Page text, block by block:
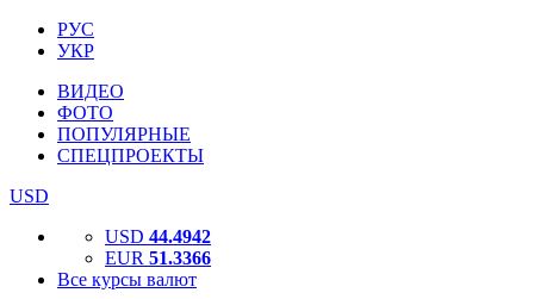
РУС
УКР
ВИДЕО
ФОТО
ПОПУЛЯРНЫЕ
СПЕЦПРОЕКТЫ
USD
USD 44.4942
EUR 51.3366
Все курсы валют